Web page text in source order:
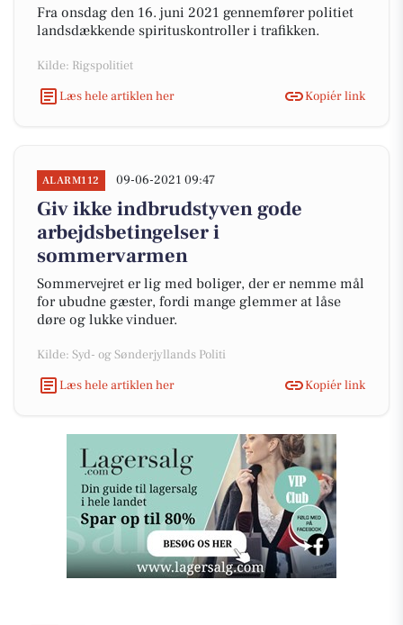
Fra onsdag den 16. juni 2021 gennemfører politiet
landsdækkende spirituskontroller i trafikken.
Kilde: Rigspolitiet
Læs hele artiklen her
Kopiér link
ALARM112 09-06-2021 09:47
Giv ikke indbrudstyven gode
arbejdsbetingelser i
sommervarmen
Sommervejret er lig med boliger, der er nemme mål
for ubudne gæster, fordi mange glemmer at låse
døre og lukke vinduer.
Kilde: Syd- og Sønderjyllands Politi
Læs hele artiklen her
Kopiér link